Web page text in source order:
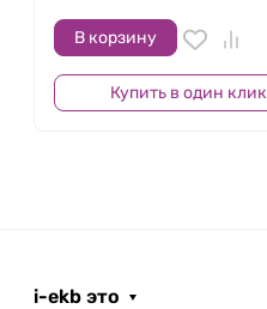
В корзину
Купить в один клик
i-ekb это